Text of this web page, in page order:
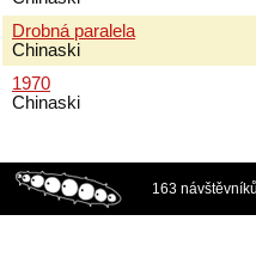
Drobná paralela
Chinaski
1970
Chinaski
163